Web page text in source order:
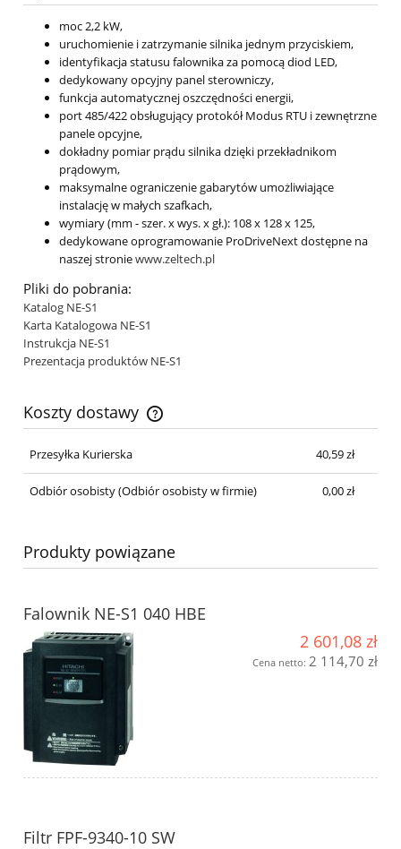
moc 2,2 kW,
uruchomienie i zatrzymanie silnika jednym przyciskiem,
identyfikacja statusu falownika za pomocą diod LED,
dedykowany opcyjny panel sterowniczy,
funkcja automatycznej oszczędności energii,
port 485/422 obsługujący protokół Modus RTU i zewnętrzne
panele opcyjne,
dokładny pomiar prądu silnika dzięki przekładnikom
prądowym,
maksymalne ograniczenie gabarytów umożliwiające
instalację w małych szafkach,
wymiary (mm - szer. x wys. x gł.): 108 x 128 x 125,
dedykowane oprogramowanie ProDriveNext dostępne na
naszej stroniewww.zeltech.pl
Pliki do pobrania:
Katalog NE-S1
Karta Katalogowa NE-S1
Instrukcja NE-S1
Prezentacja produktów NE-S1
Koszty dostawy
Cena nie zawiera ewentualnych kosztów płatności
Przesyłka Kurierska
40,59 zł
Odbiór osobisty(Odbiór osobisty w firmie) 0,00 zł
Produkty powiązane
Falownik NE-S1 040 HBE
2 601,08 zł
Cena netto: 2 114,70 zł
Filtr FPF-9340-10 SW